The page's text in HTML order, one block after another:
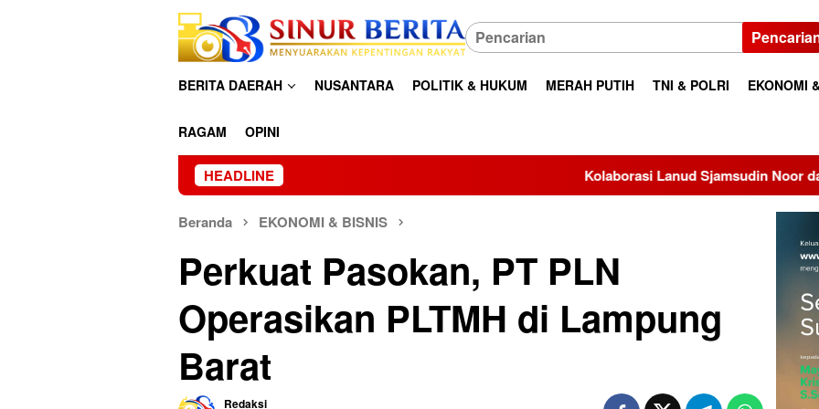
BERITA DAERAH NUSANTARA POLITIK & HUKUM MERAH PUTIH TNI & POLRI EKONOMI
RAGAM OPINI
HEADLINE Kolaborasi Lanud Sjamsudin Noor dan BRI, TK
Beranda EKONOMI & BISNIS
Perkuat Pasokan, PT PLN
Operasikan PLTMH di Lampung
Barat
Redaksi